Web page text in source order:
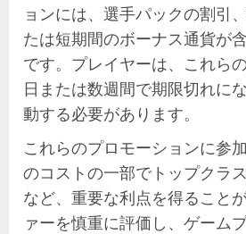
ョンには、選手パックの割引
たは短期間のボーナス通貨が
です。プレイヤーは、これら
日または数週間で期限切れに
動する必要があります。
これらのプロモーションに参
のコストの一部でトップクラ
など、重要な利点を得ること
ァーを慎重に評価し、ゲーム